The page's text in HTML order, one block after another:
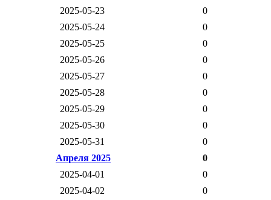
2025-05-23
0
2025-05-24
0
2025-05-25
0
2025-05-26
0
2025-05-27
0
2025-05-28
0
2025-05-29
0
2025-05-30
0
2025-05-31
0
Апреля 2025
0
2025-04-01
0
2025-04-02
0